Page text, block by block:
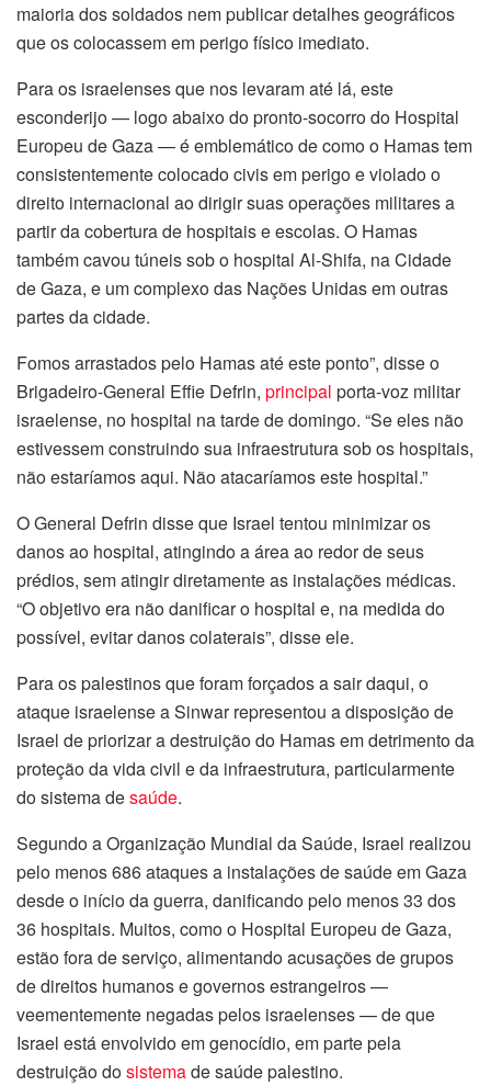
panel
panel
panel
panel
panel
panel
panel
panel
panel
panel
panel
Panel
Panel
panel
maioria dos soldados nem publicar detalhes geográficos
que os colocassem em perigo físico imediato.
Para os israelenses que nos levaram até lá, este
esconderijo — logo abaixo do pronto-socorro do Hospital
Europeu de Gaza — é emblemático de como o Hamas tem
consistentemente colocado civis em perigo e violado o
direito internacional ao dirigir suas operações militares a
partir da cobertura de hospitais e escolas. O Hamas
também cavou túneis sob o hospital Al-Shifa, na Cidade
de Gaza, e um complexo das Nações Unidas em outras
partes da cidade.
Fomos arrastados pelo Hamas até este ponto”, disse o
Brigadeiro-General Effie Defrin, principal porta-voz militar
israelense, no hospital na tarde de domingo. “Se eles não
estivessem construindo sua infraestrutura sob os hospitais,
não estaríamos aqui. Não atacaríamos este hospital.”
O General Defrin disse que Israel tentou minimizar os
danos ao hospital, atingindo a área ao redor de seus
prédios, sem atingir diretamente as instalações médicas.
“O objetivo era não danificar o hospital e, na medida do
possível, evitar danos colaterais”, disse ele.
Para os palestinos que foram forçados a sair daqui, o
ataque israelense a Sinwar representou a disposição de
Israel de priorizar a destruição do Hamas em detrimento da
proteção da vida civil e da infraestrutura, particularmente
do sistema desaúde.
Segundo a Organização Mundial da Saúde, Israel realizou
pelo menos 686 ataques a instalações de saúde em Gaza
desde o início da guerra, danificando pelo menos 33 dos
36 hospitais. Muitos, como o Hospital Europeu de Gaza,
estão fora de serviço, alimentando acusações de grupos
de direitos humanos e governos estrangeiros —
veementemente negadas pelos israelenses — de que
Israel está envolvido em genocídio, em parte pela
destruição dosistemade saúde palestino.